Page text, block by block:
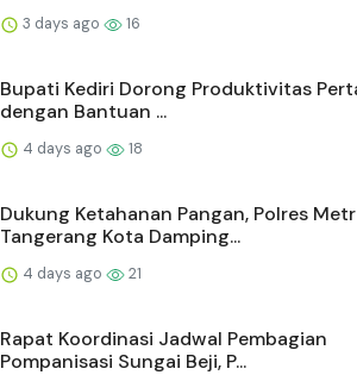
3 days ago 16
Bupati Kediri Dorong Produktivitas
dengan Bantuan ...
4 days ago 18
Dukung Ketahanan Pangan, Polres
Tangerang Kota Damping...
4 days ago 21
Rapat Koordinasi Jadwal Pembagian
Pompanisasi Sungai Beji, P...